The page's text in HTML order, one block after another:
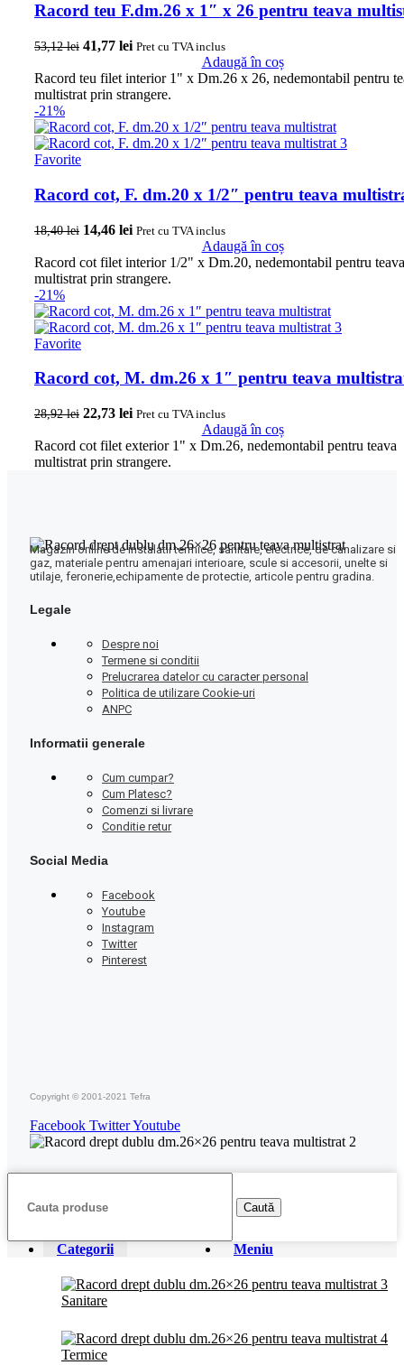
Racord teu F.dm.26 x 1″ x 26 pentru teava
53,12lei Prețul inițial a fost: 53,12 lei.
41,77 lei Prețul curent este: 41,77 lei.
Pret cu TVA inclus
Adaugă în coș
Racord teu filet interior 1" x Dm.26 x 26, nedemontabil pentru
multistrat prin strangere.
-21%
Favorite
Racord cot, F. dm.20 x 1/2″ pentru teava
18,40lei Prețul inițial a fost: 18,40 lei.
14,46 lei Prețul curent este: 14,46 lei.
Pret cu TVA inclus
Adaugă în coș
Racord cot filet interior 1/2" x Dm.20, nedemontabil pentru teava
multistrat prin strangere.
-21%
Favorite
Racord cot, M. dm.26 x 1″ pentru teava
28,92lei Prețul inițial a fost: 28,92 lei.
22,73 lei Prețul curent este: 22,73 lei.
Pret cu TVA inclus
Adaugă în coș
Racord cot filet exterior 1" x Dm.26, nedemontabil pentru teava
multistrat prin strangere.
Magazin online de instalatii termice, sanitare, electrice, de canalizare si
gaz, materiale pentru amenajari interioare, scule si accesorii, unelte si
utilaje, feronerie,echipamente de protectie, articole pentru gradina.
Legale
Despre noi
Termene si conditii
Prelucrarea datelor cu caracter personal
Politica de utilizare Cookie-uri
ANPC
Informatii generale
Cum cumpar?
Cum Platesc?
Comenzi si livrare
Conditie retur
Social Media
Facebook
Youtube
Instagram
Twitter
Pinterest
Copyright © 2001-2021 Tefra
Facebook TwitterYoutube
Caută
Meniu
Categorii
Sanitare
Termice